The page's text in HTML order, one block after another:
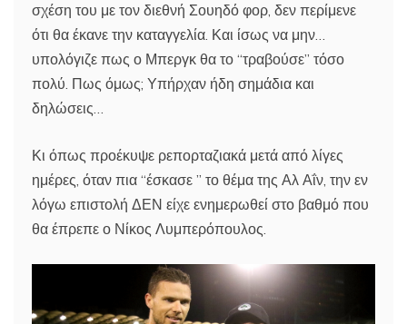
σχέση του με τον διεθνή Σουηδό φορ, δεν περίμενε
ότι θα έκανε την καταγγελία. Και ίσως να μην…
υπολόγιζε πως ο Μπεργκ θα το “τραβούσε” τόσο
πολύ. Πως όμως; Υπήρχαν ήδη σημάδια και
δηλώσεις…
Κι όπως προέκυψε ρεπορταζιακά μετά από λίγες
ημέρες, όταν πια “έσκασε ” το θέμα της Αλ Αΐν, την εν
λόγω επιστολή ΔΕΝ είχε ενημερωθεί στο βαθμό που
θα έπρεπε ο Νίκος Λυμπερόπουλος.